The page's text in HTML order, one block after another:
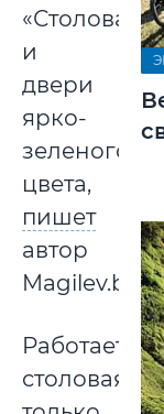
«Столовая»
и
двери
ярко-
зеленого
цвета,
пишет
автор
Magilev.by.
Работает
столовая